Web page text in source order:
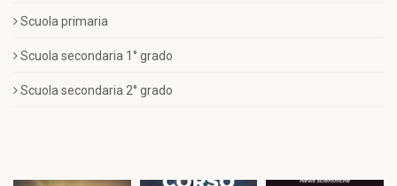
Scuola primaria
Scuola secondaria 1° grado
Scuola secondaria 2° grado